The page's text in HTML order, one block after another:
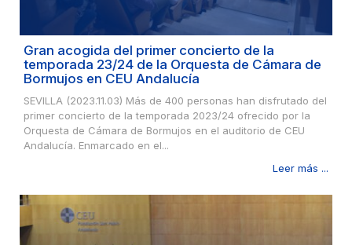
Gran acogida del primer concierto de la
temporada 23/24 de la Orquesta de Cámara de
Bormujos en CEU Andalucía
SEVILLA (2023.11.03) Más de 400 personas han disfrutado del
primer concierto de la temporada 2023/24 ofrecido por la
Orquesta de Cámara de Bormujos en el auditorio de CEU
Andalucía. Enmarcado en el...
Leer más ...